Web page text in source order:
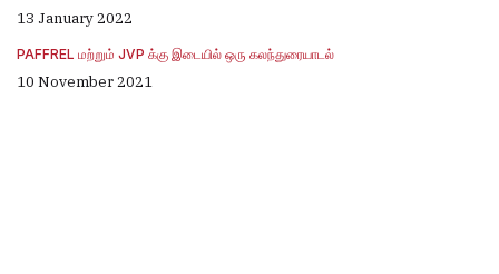
13 January 2022
PAFFREL மற்றும் JVP க்கு இடையில் ஒரு கலந்துரையாடல்
10 November 2021